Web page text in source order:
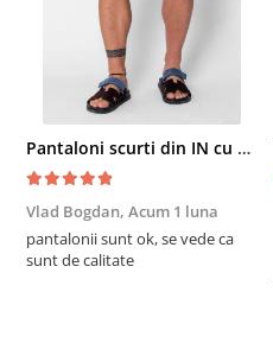
Pantaloni scurti din IN cu nasture si snur Navy
Vlad Bogdan, Acum 1 luna
pantalonii sunt ok, se vede ca
sunt de calitate